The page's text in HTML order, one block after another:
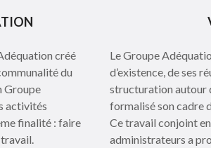
créé
du
Groupe
activités
finalité : faire
travail.
Le Groupe
d’existence, de ses
structuration autour
formalisé son cadre
Ce travail conjoint
administrateurs a